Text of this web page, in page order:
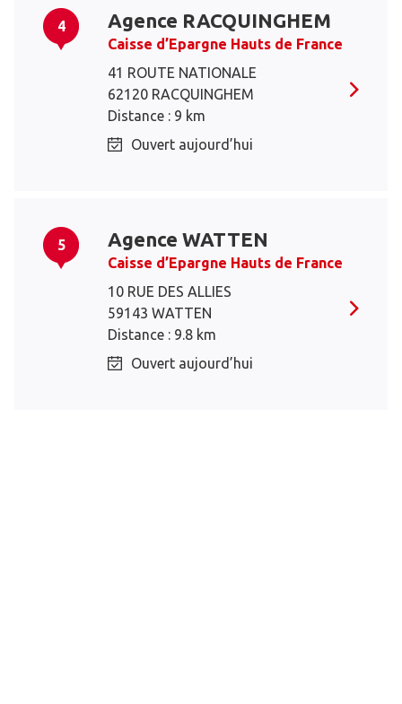
4 Agence RACQUINGHEM
Caisse d’Epargne Hauts de France
41 ROUTE NATIONALE
62120 RACQUINGHEM
Distance : 9 km
Ouvert aujourd’hui
5 Agence WATTEN
Caisse d’Epargne Hauts de France
10 RUE DES ALLIES
59143 WATTEN
Distance : 9.8 km
Ouvert aujourd’hui